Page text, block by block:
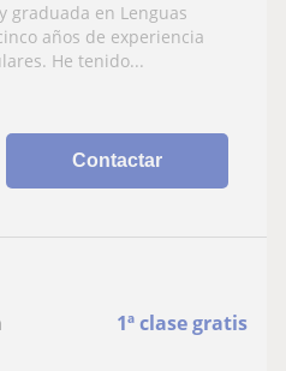
graduada en Lenguas
años de experiencia
He tenido...
Contactar
1ª clase gratis